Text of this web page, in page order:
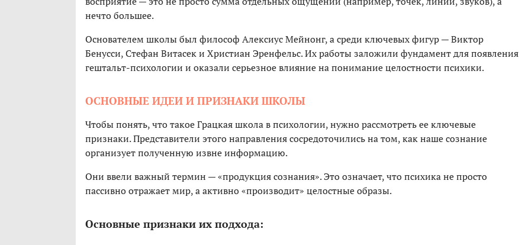
нечто большее.
Основателем школы был философ Алексиус Мейнонг, а среди ключевых фигур — Виктор
Бенусси, Стефан Витасек и Христиан Эренфельс. Их работы заложили фундамент для появления
гештальт-психологии и оказали серьезное влияние на понимание целостности психики.
ОСНОВНЫЕ ИДЕИ И ПРИЗНАКИ ШКОЛЫ
Чтобы понять, что такое Грацкая школа в психологии, нужно рассмотреть ее ключевые
признаки. Представители этого направления сосредоточились на том, как наше сознание
организует полученную извне информацию.
Они ввели важный термин — «продукция сознания». Это означает, что психика не просто
пассивно отражает мир, а активно «производит» целостные образы.
Основные признаки их подхода: